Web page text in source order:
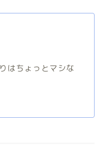
はちょっとマシな